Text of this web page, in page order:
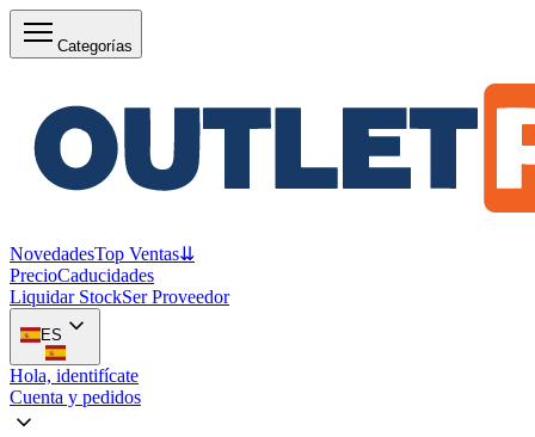
Categorías
NovedadesTop Ventas⇊
PrecioCaducidades
Liquidar StockSer Proveedor
ES
Hola, identifícate
Cuenta y pedidos